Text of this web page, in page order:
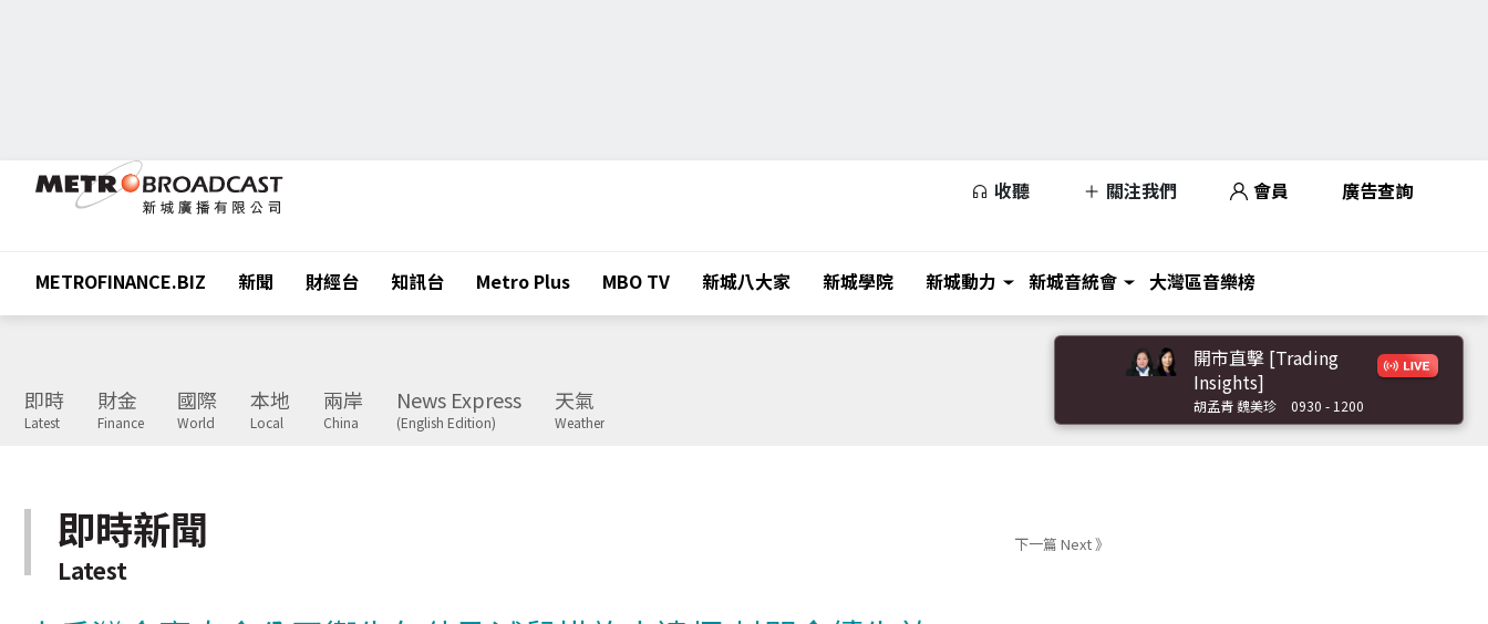
收聽 關注我們 會員 廣告查詢
METROFINANCE.BIZ 新聞 財經台 知訊台 Metro Plus MBO TV 新城八大家 新城學院 新城動力 新城音統會 大灣區音樂榜
即時
Latest
財金
Finance
國際
World
本地
Local
兩岸
China
News Express
(English Edition)
天氣
Weather
開市直擊 [Trading
Insights]
胡孟青 魏美珍 0930 - 1200
即時新聞
Latest
下一篇 Next 》